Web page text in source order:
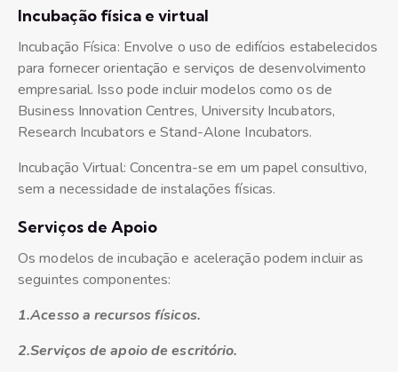
Incubação física e virtual
Incubação Física: Envolve o uso de edifícios estabelecidos
para fornecer orientação e serviços de desenvolvimento
empresarial. Isso pode incluir modelos como os de
Business Innovation Centres, University Incubators,
Research Incubators e Stand-Alone Incubators.
Incubação Virtual: Concentra-se em um papel consultivo,
sem a necessidade de instalações físicas.
Serviços de Apoio
Os modelos de incubação e aceleração podem incluir as
seguintes componentes:
1.Acesso a recursos físicos.
2.Serviços de apoio de escritório.